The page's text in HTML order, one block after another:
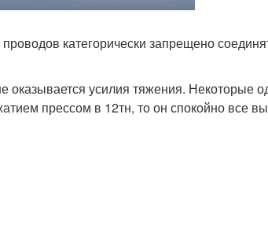
категорически запрещено
оказывается усилия тяжения. Некоторые
прессом в 12тн, то он спокойно все